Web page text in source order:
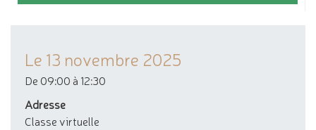
Le 13 novembre 2025
De 09:00 à 12:30
Adresse
Classe virtuelle